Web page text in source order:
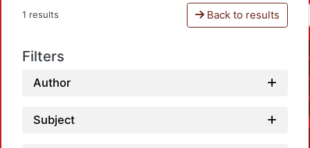
1 results Back to results
Filters
Author
Subject